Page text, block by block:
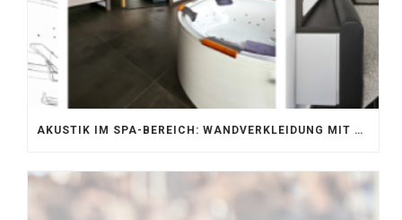
AKUSTIK IM SPA-BEREICH: WANDVERKLEIDUNG MIT SILENTPROTECT CORE